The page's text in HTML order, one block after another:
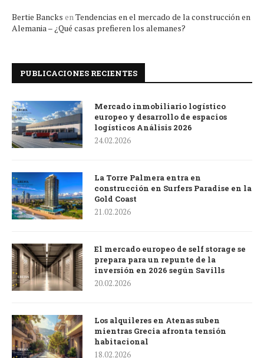
Bertie Bancks enTendencias en el mercado de la construcción en
Alemania – ¿Qué casas prefieren los alemanes?
PUBLICACIONES RECIENTES
Mercado inmobiliario logístico
europeo y desarrollo de espacios
logísticos Análisis 2026
24.02.2026
La Torre Palmera entra en
construcción en Surfers Paradise en la
Gold Coast
21.02.2026
El mercado europeo de self storage se
prepara para un repunte de la
inversión en 2026 según Savills
20.02.2026
Los alquileres en Atenas suben
mientras Grecia afronta tensión
habitacional
18.02.2026